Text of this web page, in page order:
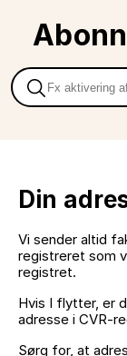
Din
Vi sender altid
registreret som
registret.
Hvis I flytter, er
adresse i CVR-
Sørg for, at